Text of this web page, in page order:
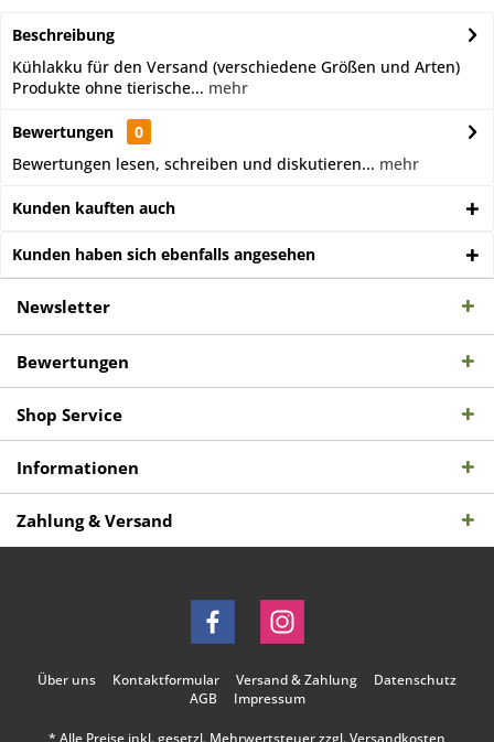
Beschreibung
Kühlakku für den Versand (verschiedene Größen und Arten)
Produkte ohne tierische... mehr
Bewertungen
0
Bewertungen lesen, schreiben und diskutieren... mehr
Kunden kauften auch
Kunden haben sich ebenfalls angesehen
Newsletter
Bewertungen
Shop Service
Informationen
Zahlung & Versand
Über uns Kontaktformular Versand & Zahlung
Datenschutz
AGB
Impressum